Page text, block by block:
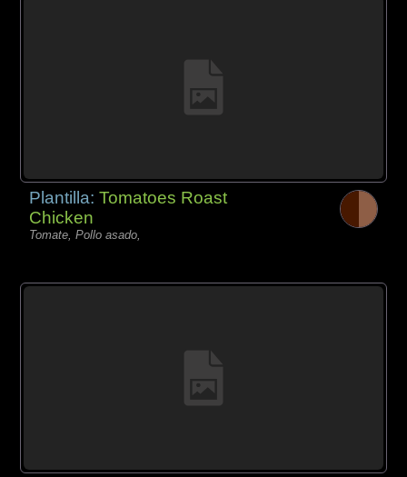
Plantilla:Tomatoes Roast
Chicken
Tomate, Pollo asado,